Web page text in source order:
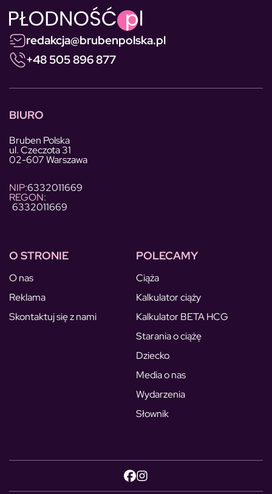
redakcja@brubenpolska.pl
+48 505 896 877
BIURO
Bruben Polska
ul. Czeczota 31
02-607 Warszawa
NIP:6332011669
REGON:
6332011669
O STRONIE
O nas
Reklama
Skontaktuj się z nami
POLECAMY
Ciąża
Kalkulator ciąży
Kalkulator BETA HCG
Starania o ciążę
Dziecko
Media o nas
Wydarzenia
Słownik